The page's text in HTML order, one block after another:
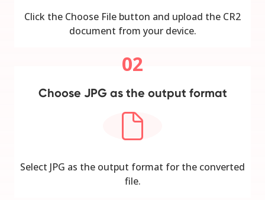
Click the Choose File button and upload the CR2
document from your device.
02
Choose JPG as the output format
Select JPG as the output format for the converted
file.